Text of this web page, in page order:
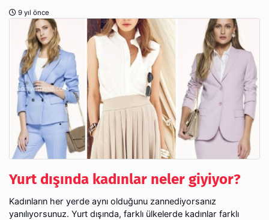
9 yıl önce
Yurt dışında kadınlar neler giyiyor?
Kadınların her yerde aynı olduğunu zannediyorsanız
yanılıyorsunuz. Yurt dışında, farklı ülkelerde kadınlar farklı